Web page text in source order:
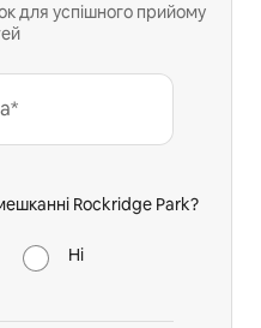
для успішного прийому
Rockridge Park?
Ні